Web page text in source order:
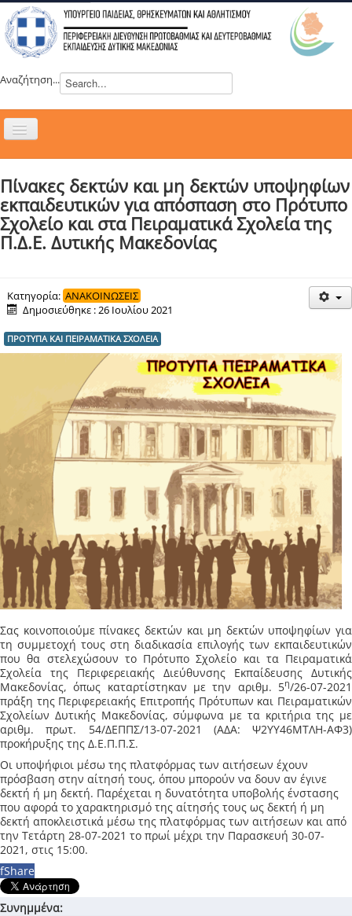
Αναζήτηση...
Εναλλαγή
ΝΕΑ
ΣΥΜΒΟΥΛΙΑ
ΕΥΡΩΠΑΪΚΑ ΠΡΟΓΡΑΜΜΑΤΑ
ΔΡΑΣΕΙΣ
ΕΠΙΚΟΙΝΩΝΙΑ
ΕΞ ΑΠΟΣΤΑΣΕΩΣ ΕΚΠΑΙΔΕΥΣΗ
Πίνακες δεκτών και μη δεκτών υποψηφίων
εκπαιδευτικών για απόσπαση στο Πρότυπο
Σχολείο και στα Πειραματικά Σχολεία της
Π.Δ.Ε. Δυτικής Μακεδονίας
Κατηγορία: ΑΝΑΚΟΙΝΩΣΕΙΣ
Δημοσιεύθηκε : 26 Ιουλίου 2021
ΠΡΟΤΥΠΑ ΚΑΙ ΠΕΙΡΑΜΑΤΙΚΑ ΣΧΟΛΕΙΑ
Σας κοινοποιούμε πίνακες δεκτών και μη δεκτών υποψηφίων για
τη συμμετοχή τους στη διαδικασία επιλογής των εκπαιδευτικών
που θα στελεχώσουν το Πρότυπο Σχολείο και τα Πειραματικά
Σχολεία της Περιφερειακής Διεύθυνσης Εκπαίδευσης Δυτικής
Μακεδονίας, όπως καταρτίστηκαν με την αριθμ. 5η/26-07-2021
πράξη της Περιφερειακής Επιτροπής Πρότυπων και Πειραματικών
Σχολείων Δυτικής Μακεδονίας, σύμφωνα με τα κριτήρια της με
αριθμ. πρωτ. 54/ΔΕΠΠΣ/13-07-2021 (ΑΔΑ: Ψ2ΥΥ46ΜΤΛΗ-ΑΦ3)
προκήρυξης της Δ.Ε.Π.Π.Σ.
Οι υποψήφιοι μέσω της πλατφόρμας των αιτήσεων έχουν
πρόσβαση στην αίτησή τους, όπου μπορούν να δουν αν έγινε
δεκτή ή μη δεκτή. Παρέχεται η δυνατότητα υποβολής ένστασης
που αφορά το χαρακτηρισμό της αίτησής τους ως δεκτή ή μη
δεκτή αποκλειστικά μέσω της πλατφόρμας των αιτήσεων και από
την Τετάρτη 28-07-2021 το πρωί μέχρι την Παρασκευή 30-07-
2021, στις 15:00.
fShare
Συνημμένα: